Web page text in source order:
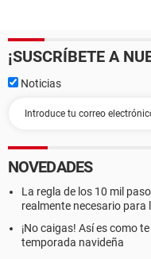
¡SUSCRÍBETE A
Noticias
NOVEDADES
La regla de los 10 mil
realmente necesario para
¡No caigas! Así es como
temporada navideña